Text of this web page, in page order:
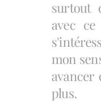
surtout
avec
mon
plus.